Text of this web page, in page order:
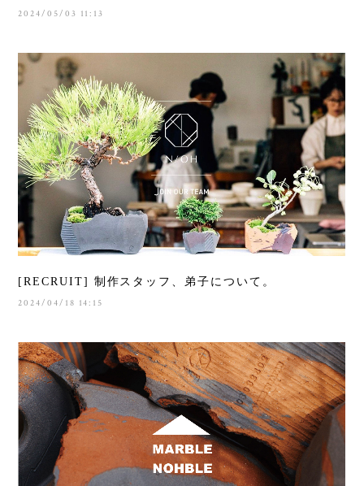
2024/05/03 11:13
[RECRUIT] 制作スタッフ、弟子について。
2024/04/18 14:15